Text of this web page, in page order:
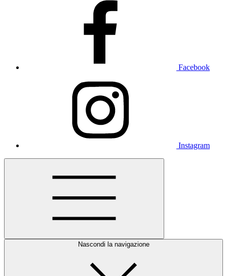
Facebook
Instagram
Nascondi la navigazione